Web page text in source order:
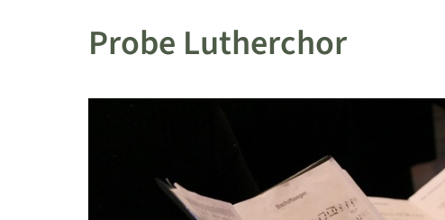
Probe Lutherchor